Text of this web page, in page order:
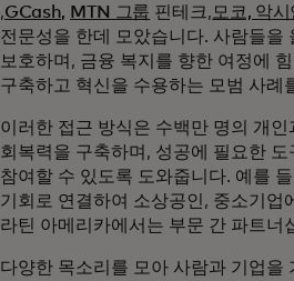
,GCash, MTN 그룹 핀테크, 모코, 악시
전문성을 한데 모았습니다. 사람들을
보호하며, 금융 복지를 향한 여정에
구축하고 혁신을 수용하는 모범 사례
이러한 접근 방식은 수백만 명의 개
회복력을 구축하며, 성공에 필요한
참여할 수 있도록 도와줍니다. 예를
기회로 연결하여 소상공인, 중소기
라틴 아메리카에서는 부문 간 파트너
다양한 목소리를 모아 사람과 기업을